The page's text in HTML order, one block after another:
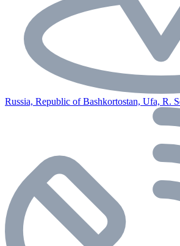
Russia, Republic of Bashkortostan, Ufa, R.